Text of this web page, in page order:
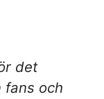
det
och